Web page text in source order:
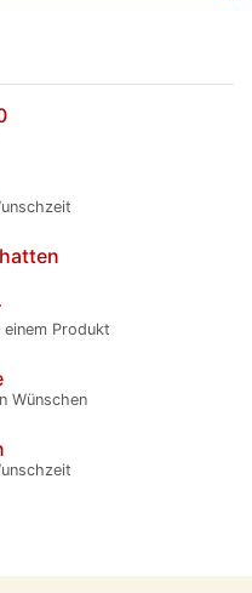
einem Produkt
Wünschen